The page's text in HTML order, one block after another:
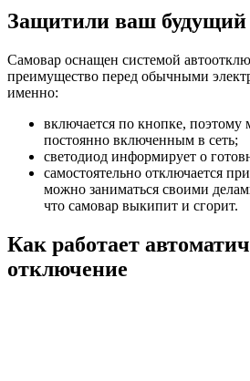
Защитили ваш будущий
Самовар оснащен системой
преимущество перед обычными
именно:
включается по кнопке, поэтому
постоянно включенным в сеть;
светодиод информирует о
самостоятельно отключается
можно заниматься своими
что самовар выкипит и сгорит.
Как работает
отключение